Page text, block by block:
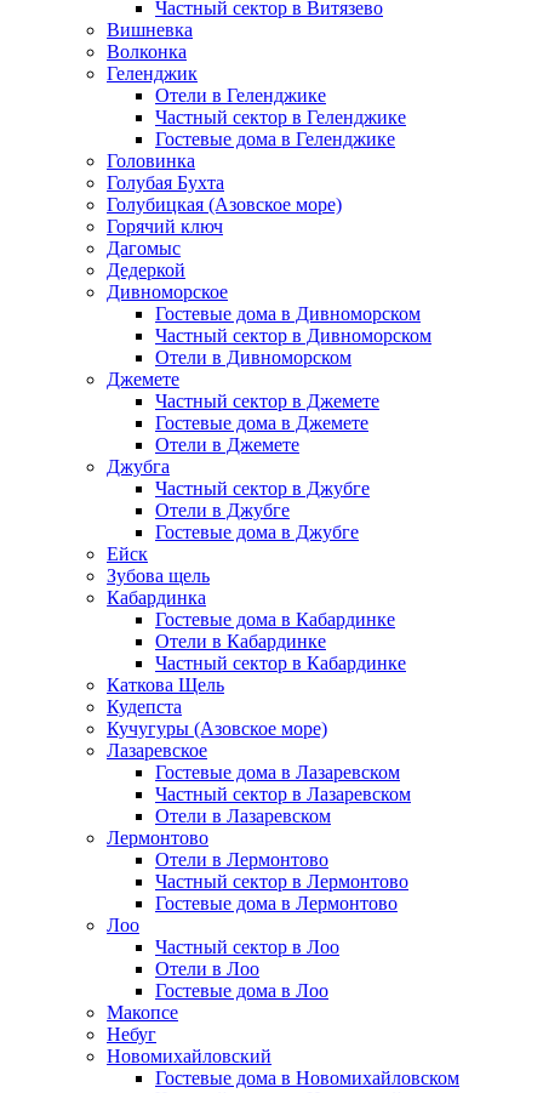
Частный сектор в Витязево
Вишневка
Волконка
Геленджик
Отели в Геленджике
Частный сектор в Геленджике
Гостевые дома в Геленджике
Головинка
Голубая Бухта
Голубицкая (Азовское море)
Горячий ключ
Дагомыс
Дедеркой
Дивноморское
Гостевые дома в Дивноморском
Частный сектор в Дивноморском
Отели в Дивноморском
Джемете
Частный сектор в Джемете
Гостевые дома в Джемете
Отели в Джемете
Джубга
Частный сектор в Джубге
Отели в Джубге
Гостевые дома в Джубге
Ейск
Зубова щель
Кабардинка
Гостевые дома в Кабардинке
Отели в Кабардинке
Частный сектор в Кабардинке
Каткова Щель
Кудепста
Кучугуры (Азовское море)
Лазаревское
Гостевые дома в Лазаревском
Частный сектор в Лазаревском
Отели в Лазаревском
Лермонтово
Отели в Лермонтово
Частный сектор в Лермонтово
Гостевые дома в Лермонтово
Лоо
Частный сектор в Лоо
Отели в Лоо
Гостевые дома в Лоо
Макопсе
Небуг
Новомихайловский
Гостевые дома в Новомихайловском